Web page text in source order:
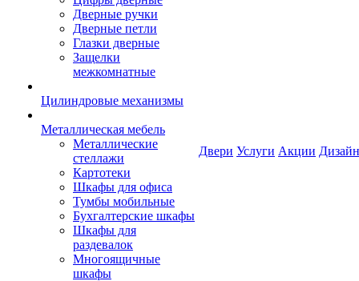
Дверные ручки
Дверные петли
Глазки дверные
Защелки
межкомнатные
Цилиндровые механизмы
Металлическая мебель
Металлические
стеллажи
Картотеки
Шкафы для офиса
Тумбы мобильные
Бухгалтерские шкафы
Шкафы для
раздевалок
Многоящичные
шкафы
Двери Услуги Акции